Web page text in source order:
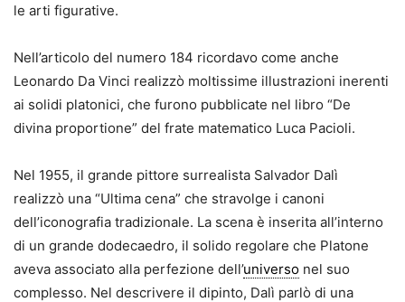
le arti figurative.
Nell’articolo del numero 184 ricordavo come anche
Leonardo Da Vinci realizzò moltissime illustrazioni inerenti
ai solidi platonici, che furono pubblicate nel libro “De
divina proportione” del frate matematico Luca Pacioli.
Nel 1955, il grande pittore surrealista Salvador Dalì
realizzò una “Ultima cena” che stravolge i canoni
dell’iconografia tradizionale. La scena è inserita all’interno
di un grande dodecaedro, il solido regolare che Platone
aveva associato alla perfezione dell’universo nel suo
complesso. Nel descrivere il dipinto, Dalì parlò di una